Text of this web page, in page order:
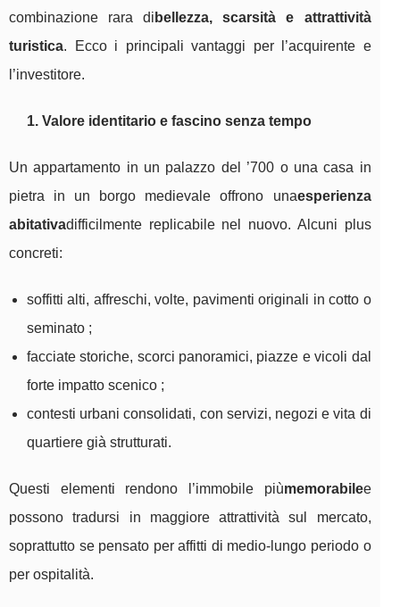
combinazione rara di bellezza, scarsità e attrattività
turistica. Ecco i principali vantaggi per l’acquirente e
l’investitore.
1. Valore identitario e fascino senza tempo
Un appartamento in un palazzo del ’700 o una casa in
pietra in un borgo medievale offrono unaesperienza
abitativadifficilmente replicabile nel nuovo. Alcuni plus
concreti:
soffitti alti, affreschi, volte, pavimenti originali in cotto o
seminato ;
facciate storiche, scorci panoramici, piazze e vicoli dal
forte impatto scenico ;
contesti urbani consolidati, con servizi, negozi e vita di
quartiere già strutturati.
Questi elementi rendono l’immobile piùmemorabilee
possono tradursi in maggiore attrattività sul mercato,
soprattutto se pensato per affitti di medio-lungo periodo o
per ospitalità.